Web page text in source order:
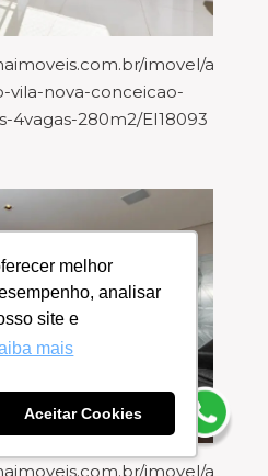
melhor
analisar
site e
mais
Aceitar Cookies
imovel/
vila-nova-conceicao-
4vagas-280m2/EI18093
imovel/